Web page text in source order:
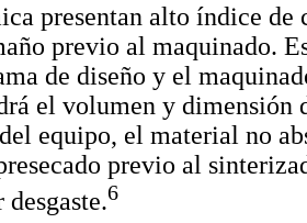
presentan alto índice
previo al maquinado.
de diseño y el
el volumen y dimensión
equipo, el material no
previo al
desgaste.6